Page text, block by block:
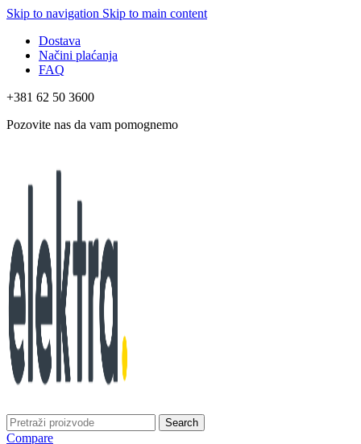
Skip to navigation Skip to main content
Dostava
Načini plaćanja
FAQ
+381 62 50 3600
Pozovite nas da vam pomognemo
Search
Compare